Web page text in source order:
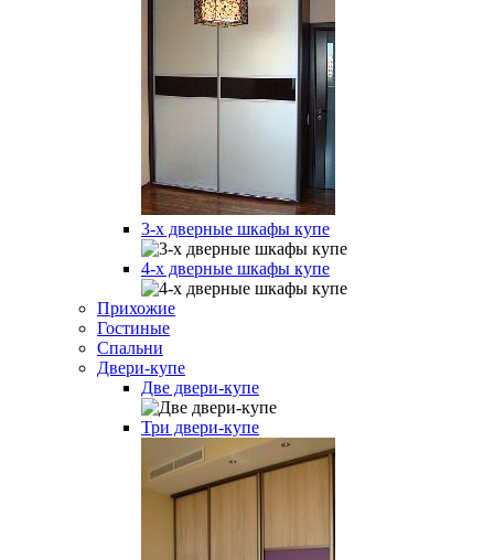
3-х дверные шкафы купе
4-х дверные шкафы купе
Прихожие
Гостиные
Спальни
Двери-купе
Две двери-купе
Три двери-купе